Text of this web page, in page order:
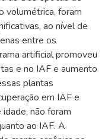
volumétrica, foram
ao nível de
entre os
artificial promoveu
e no IAF e aumento
plantas
em IAF e
não foram
ao IAF. A